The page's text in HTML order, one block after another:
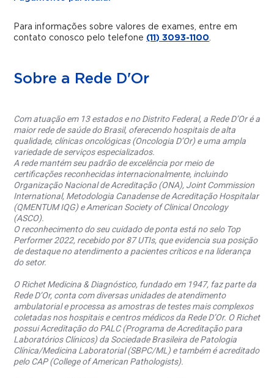
Para informações sobre valores de exames, entre em
contato conosco pelo telefone (11) 3093-1100.
Sobre a Rede D'Or
Com atuação em 13 estados e no Distrito Federal, a Rede D’Or é a
maior rede de saúde do Brasil, oferecendo hospitais de alta
qualidade, clínicas oncológicas (Oncologia D’Or) e uma ampla
variedade de serviços especializados.
A rede mantém seu padrão de excelência por meio de
certificações reconhecidas internacionalmente, incluindo
Organização Nacional de Acreditação (ONA), Joint Commission
International, Metodologia Canadense de Acreditação Hospitalar
(QMENTUM IQG) e American Society of Clinical Oncology
(ASCO).
O reconhecimento do seu cuidado de ponta está no selo Top
Performer 2022, recebido por 87 UTIs, que evidencia sua posição
de destaque no atendimento a pacientes críticos e na liderança
do setor.
O Richet Medicina & Diagnóstico, fundado em 1947, faz parte da
Rede D’Or, conta com diversas unidades de atendimento
ambulatorial e processa as amostras de testes mais complexos
coletadas nos hospitais e centros médicos da Rede D’Or. O Richet
possui Acreditação do PALC (Programa de Acreditação para
Laboratórios Clínicos) da Sociedade Brasileira de Patologia
Clínica/Medicina Laboratorial (SBPC/ML) e também é acreditado
pelo CAP (College of American Pathologists).